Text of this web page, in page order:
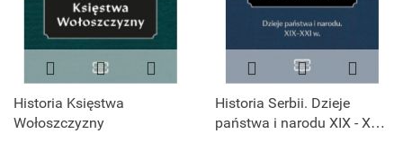
Historia Księstwa
Wołoszczyzny
Historia Serbii. Dzieje
państwa i narodu XIX - XXI